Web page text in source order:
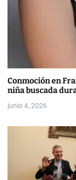
Conmoción en
niña buscada
junio 4, 2026